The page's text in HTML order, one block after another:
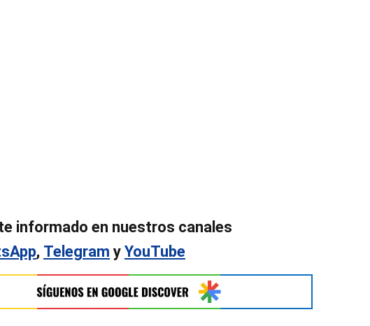
informado en nuestros canales
, Telegram y YouTube